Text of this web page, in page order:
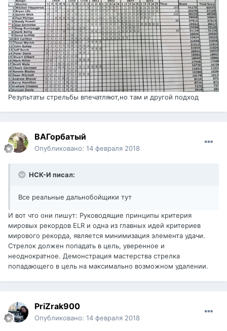
Результаты стрельбы впечатляют,но там и другой подход
ВАГорбатый
Опубликовано: 14 февраля 2018
НСК-И писал:
Все реальные дальнобойщики тут
И вот что они пишут: Руководящие принципы критерия
мировых рекордов ELR и одна из главных идей критериев
мирового рекорда, является минимизация элемента удачи.
Стрелок должен попадать в цель, уверенное и
неоднократное. Демонстрация мастерства стрелка
попадающего в цель на максимально возможном удалении.
PriZrak900
Опубликовано: 14 февраля 2018